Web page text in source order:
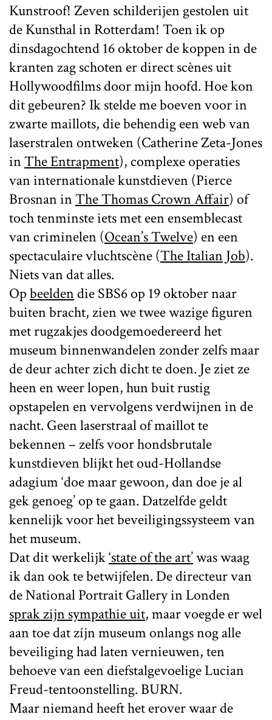
Kunstroof! Zeven schilderijen gestolen uit
de Kunsthal in Rotterdam! Toen ik op
dinsdagochtend 16 oktober de koppen in de
kranten zag schoten er direct scènes uit
Hollywoodfilms door mijn hoofd. Hoe kon
dit gebeuren? Ik stelde me boeven voor in
zwarte maillots, die behendig een web van
laserstralen ontweken (Catherine Zeta-Jones
inThe Entrapment), complexe operaties
van internationale kunstdieven (Pierce
Brosnan inThe Thomas Crown Affair) of
toch tenminste iets met een ensemblecast
van criminelen (Ocean’s Twelve) en een
spectaculaire vluchtscène (The Italian Job).
Niets van dat alles.
Opbeeldendie SBS6 op 19 oktober naar
buiten bracht, zien we twee wazige figuren
met rugzakjes doodgemoedereerd het
museum binnenwandelen zonder zelfs maar
de deur achter zich dicht te doen. Je ziet ze
heen en weer lopen, hun buit rustig
opstapelen en vervolgens verdwijnen in de
nacht. Geen laserstraal of maillot te
bekennen – zelfs voor hondsbrutale
kunstdieven blijkt het oud-Hollandse
adagium ‘doe maar gewoon, dan doe je al
gek genoeg’ op te gaan. Datzelfde geldt
kennelijk voor het beveiligingssysteem van
het museum.
Dat dit werkelijk‘state of the art’was waag
ik dan ook te betwijfelen. De directeur van
de National Portrait Gallery in Londen
sprak zijn sympathie uit, maar voegde er wel
aan toe dat zíjn museum onlangs nog alle
beveiliging had laten vernieuwen, ten
behoeve van een diefstalgevoelige Lucian
Freud-tentoonstelling. BURN.
Maar niemand heeft het erover waar de